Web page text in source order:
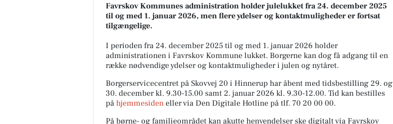
Favrskov Kommunes administration holder julelukket fra 24. december 2025
til og med 1. januar 2026, men flere ydelser og kontaktmuligheder er fortsat
tilgængelige.
I perioden fra 24. december 2025 til og med 1. januar 2026 holder
administrationen i Favrskov Kommune lukket. Borgerne kan dog få adgang til en
række nødvendige ydelser og kontaktmuligheder i julen og nytåret.
Borgerservicecentret på Skovvej 20 i Hinnerup har åbent med tidsbestilling 29. og
30. december kl. 9.30-15.00 samt 2. januar 2026 kl. 9.30-12.00. Tid kan bestilles
på hjemmesiden eller via Den Digitale Hotline på tlf. 70 20 00 00.
På børne- og familieområdet kan akutte henvendelser ske digitalt via Favrskov